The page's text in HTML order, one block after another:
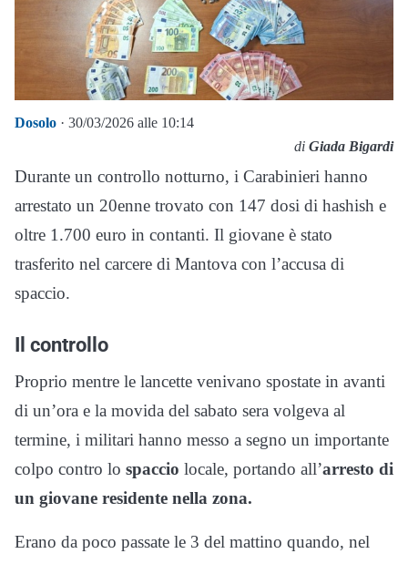
Dosolo · 30/03/2026 alle 10:14
di Giada Bigardi
Durante un controllo notturno, i Carabinieri hanno
arrestato un 20enne trovato con 147 dosi di hashish e
oltre 1.700 euro in contanti. Il giovane è stato
trasferito nel carcere di Mantova con l’accusa di
spaccio.
Il controllo
Proprio mentre le lancette venivano spostate in avanti
di un’ora e la movida del sabato sera volgeva al
termine, i militari hanno messo a segno un importante
colpo contro lo spaccio locale, portando all’arresto di
un giovane residente nella zona.
Erano da poco passate le 3 del mattino quando, nel